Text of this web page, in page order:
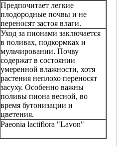
Предпочитает легкие
плодородные почвы и не
переносят застоя влаги.
Уход за пионами заключается
в поливах, подкормках и
мульчировании. Почву
содержат в состоянии
умеренной влажности, хотя
растения неплохо переносят
засуху. Особенно важны
поливы пиона весной, во
время бутонизации и
цветения.
Paeonia lactiflora "Lavon"